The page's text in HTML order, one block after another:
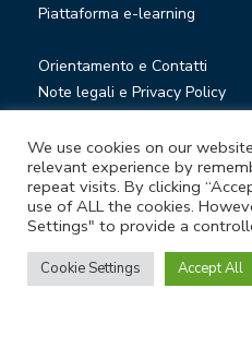
Piattaforma e-learning
Orientamento e Contatti
Note legali e Privacy Policy
Società trasparente
Whistleblowing
© Lazio Innova S.p.A. società
coordinamento della Regione Lazio
Sede legale Via Marco Aurelio
We use cookies on our
relevant experience by
repeat visits. By clicking
use of ALL the cookies.
Settings" to provide a
Cookie Settings Accept All